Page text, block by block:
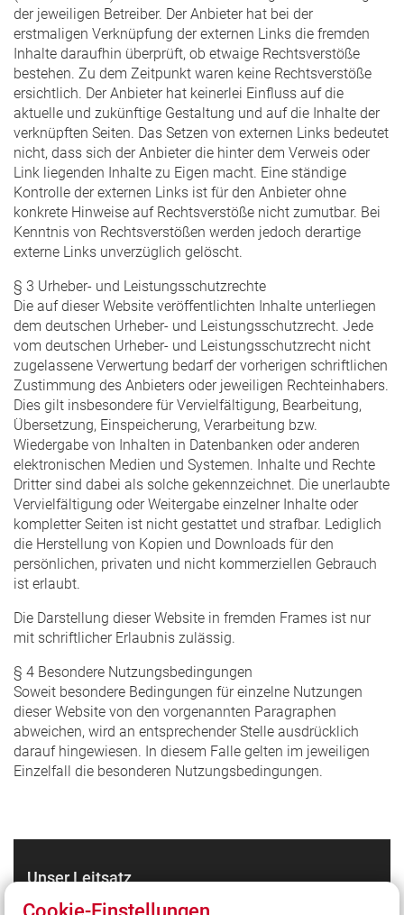
der jeweiligen Betreiber. Der Anbieter hat bei der
erstmaligen Verknüpfung der externen Links die fremden
Inhalte daraufhin überprüft, ob etwaige Rechtsverstöße
bestehen. Zu dem Zeitpunkt waren keine Rechtsverstöße
ersichtlich. Der Anbieter hat keinerlei Einfluss auf die
aktuelle und zukünftige Gestaltung und auf die Inhalte der
verknüpften Seiten. Das Setzen von externen Links bedeutet
nicht, dass sich der Anbieter die hinter dem Verweis oder
Link liegenden Inhalte zu Eigen macht. Eine ständige
Kontrolle der externen Links ist für den Anbieter ohne
konkrete Hinweise auf Rechtsverstöße nicht zumutbar. Bei
Kenntnis von Rechtsverstößen werden jedoch derartige
externe Links unverzüglich gelöscht.
§ 3 Urheber- und Leistungsschutzrechte
Die auf dieser Website veröffentlichten Inhalte unterliegen
dem deutschen Urheber- und Leistungsschutzrecht. Jede
vom deutschen Urheber- und Leistungsschutzrecht nicht
zugelassene Verwertung bedarf der vorherigen schriftlichen
Zustimmung des Anbieters oder jeweiligen Rechteinhabers.
Dies gilt insbesondere für Vervielfältigung, Bearbeitung,
Übersetzung, Einspeicherung, Verarbeitung bzw.
Wiedergabe von Inhalten in Datenbanken oder anderen
elektronischen Medien und Systemen. Inhalte und Rechte
Dritter sind dabei als solche gekennzeichnet. Die unerlaubte
Vervielfältigung oder Weitergabe einzelner Inhalte oder
kompletter Seiten ist nicht gestattet und strafbar. Lediglich
die Herstellung von Kopien und Downloads für den
persönlichen, privaten und nicht kommerziellen Gebrauch
ist erlaubt.
Die Darstellung dieser Website in fremden Frames ist nur
mit schriftlicher Erlaubnis zulässig.
§ 4 Besondere Nutzungsbedingungen
Soweit besondere Bedingungen für einzelne Nutzungen
dieser Website von den vorgenannten Paragraphen
abweichen, wird an entsprechender Stelle ausdrücklich
darauf hingewiesen. In diesem Falle gelten im jeweiligen
Einzelfall die besonderen Nutzungsbedingungen.
Unser Leitsatz
Gott zur Ehr, dem Nächsten zur Wehr.